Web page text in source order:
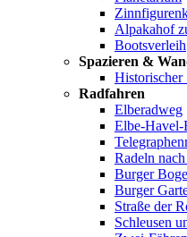
Alpakahof
Bootsverleih
Spazieren &
Historischer
Radfahren
Elberadweg
Elbe-Havel-
Radeln
Burger
Burger
Straße der
Schleusen